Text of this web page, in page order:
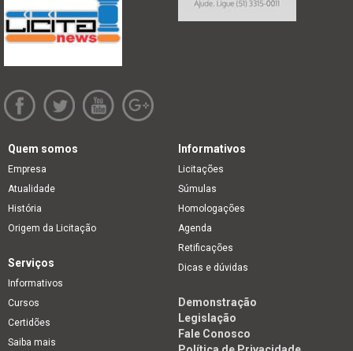
Quem somos
Empresa
Atualidade
História
Origem da Licitação
Informativos
Licitações
Súmulas
Homologações
Agenda
Retificações
Dicas e dúvidas
Serviços
Informativos
Cursos
Certidões
Saiba mais
Demonstração
Legislação
Fale Conosco